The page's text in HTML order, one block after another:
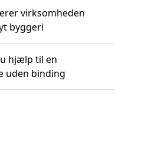
virksomheden
byggeri
hjælp til en
uden binding